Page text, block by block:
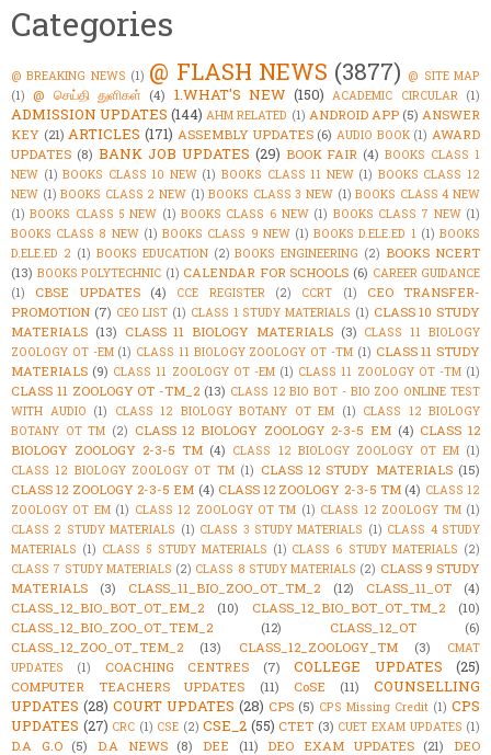
Categories
@ BREAKING NEWS (1) @ FLASH NEWS (3877) @ SITE MAP
(1) @ செய்தி துளிகள் (4) 1.WHAT'S NEW (150) ACADEMIC CIRCULAR (1)
ADMISSION UPDATES (144) AHM RELATED (1) ANDROID APP (5) ANSWER
KEY (21) ARTICLES (171) ASSEMBLY UPDATES (6) AUDIO BOOK (1) AWARD
UPDATES (8) BANK JOB UPDATES (29) BOOK FAIR (4) BOOKS CLASS 1
NEW (1) BOOKS CLASS 10 NEW (1) BOOKS CLASS 11 NEW (1) BOOKS CLASS 12
NEW (1) BOOKS CLASS 2 NEW (1) BOOKS CLASS 3 NEW (1) BOOKS CLASS 4 NEW
(1) BOOKS CLASS 5 NEW (1) BOOKS CLASS 6 NEW (1) BOOKS CLASS 7 NEW (1)
BOOKS CLASS 8 NEW (1) BOOKS CLASS 9 NEW (1) BOOKS D.ELE.ED 1 (1) BOOKS
D.ELE.ED 2 (1) BOOKS EDUCATION (2) BOOKS ENGINEERING (2) BOOKS NCERT
(13) BOOKS POLYTECHNIC (1) CALENDAR FOR SCHOOLS (6) CAREER GUIDANCE
(1)
CBSE UPDATES (4) CCE REGISTER (2) CCRT (1)
CEO TRANSFER-
PROMOTION (7) CEO LIST (1) CLASS 1 STUDY MATERIALS (1) CLASS 10 STUDY
MATERIALS (13) CLASS 11 BIOLOGY MATERIALS (3) CLASS 11 BIOLOGY
ZOOLOGY OT -EM (1) CLASS 11 BIOLOGY ZOOLOGY OT -TM (1) CLASS 11 STUDY
MATERIALS (9) CLASS 11 ZOOLOGY OT -EM (1) CLASS 11 ZOOLOGY OT -TM (1)
CLASS 11 ZOOLOGY OT -TM_2 (13) CLASS 12 BIO BOT - BIO ZOO ONLINE TEST
WITH AUDIO (1) CLASS 12 BIOLOGY BOTANY OT EM (1) CLASS 12 BIOLOGY
BOTANY OT TM (2) CLASS 12 BIOLOGY ZOOLOGY 2-3-5 EM (4) CLASS 12
BIOLOGY ZOOLOGY 2-3-5 TM (4) CLASS 12 BIOLOGY ZOOLOGY OT EM (1)
CLASS 12 BIOLOGY ZOOLOGY OT TM (1) CLASS 12 STUDY MATERIALS (15)
CLASS 12 ZOOLOGY 2-3-5 EM (4) CLASS 12 ZOOLOGY 2-3-5 TM (4) CLASS 12
ZOOLOGY OT EM (1) CLASS 12 ZOOLOGY OT TM (1) CLASS 12 ZOOLOGY TM (1)
CLASS 2 STUDY MATERIALS (1) CLASS 3 STUDY MATERIALS (1) CLASS 4 STUDY
MATERIALS (1) CLASS 5 STUDY MATERIALS (1) CLASS 6 STUDY MATERIALS (2)
CLASS 7 STUDY MATERIALS (2) CLASS 8 STUDY MATERIALS (2) CLASS 9 STUDY
MATERIALS
(3) CLASS_11_BIO_ZOO_OT_TM_2 (12) CLASS_11_OT
(4)
CLASS_12_BIO_BOT_OT_EM_2
(10) CLASS_12_BIO_BOT_OT_TM_2
(10)
CLASS_12_BIO_ZOO_OT_TEM_2
(12) CLASS_12_OT
(6)
CLASS_12_ZOO_OT_TEM_2
(13) CLASS_12_ZOOLOGY_TM (3)
CMAT
UPDATES
(1) COACHING CENTRES (7) COLLEGE UPDATES (25)
COMPUTER TEACHERS UPDATES (11) CoSE (11)
COUNSELLING
UPDATES (28) COURT UPDATES (28) CPS (5) CPS Missing Credit (1) CPS
UPDATES (27) CRC (1) CSE (2) CSE_2 (55) CTET (3) CUET EXAM UPDATES (1)
D.A G.O (5) D.A NEWS (8) DEE (11) DEO EXAM UPDATES (21)
DEO